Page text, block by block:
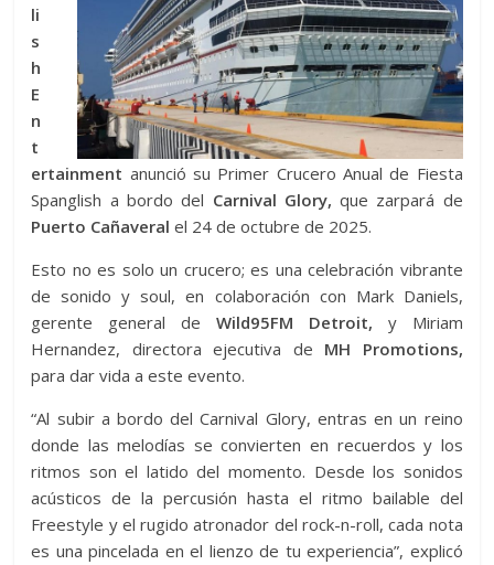
li
s
h
E
n
t
ertainment anunció su Primer Crucero Anual de Fiesta
Spanglish a bordo del Carnival Glory, que zarpará de
Puerto Cañaveral el 24 de octubre de 2025.
Esto no es solo un crucero; es una celebración vibrante
de sonido y soul, en colaboración con Mark Daniels,
gerente general de Wild95FM Detroit, y Miriam
Hernandez, directora ejecutiva de MH Promotions,
para dar vida a este evento.
“Al subir a bordo del Carnival Glory, entras en un reino
donde las melodías se convierten en recuerdos y los
ritmos son el latido del momento. Desde los sonidos
acústicos de la percusión hasta el ritmo bailable del
Freestyle y el rugido atronador del rock-n-roll, cada nota
es una pincelada en el lienzo de tu experiencia”, explicó